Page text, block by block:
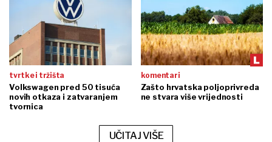
tvrtke i tržišta
Volkswagen pred 50 tisuća
novih otkaza i zatvaranjem
tvornica
komentari
Zašto hrvatska poljoprivreda
ne stvara više vrijednosti
UČITAJ VIŠE